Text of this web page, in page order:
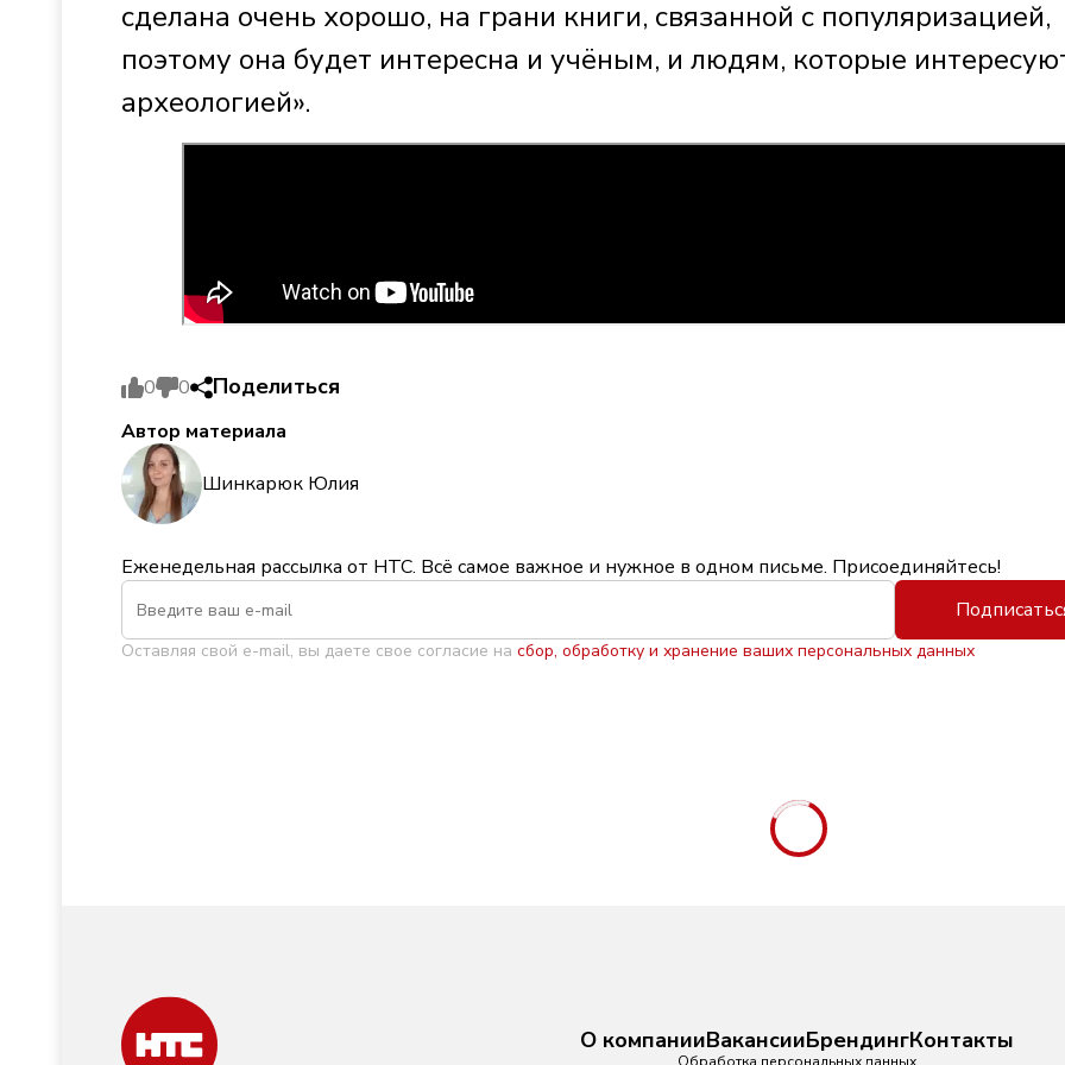
сделана очень хорошо, на грани книги, связанной с популяризацией,
поэтому она будет интересна и учёным, и людям, которые
археологией».
0 0 Поделиться
Автор материала
Шинкарюк Юлия
Еженедельная рассылка от НТС. Всё самое важное и нужное в одном письме. Присоединяйтесь!
Оставляя свой e-mail, вы даете свое согласие на сбор, обработку и хранение ваших персональных данных
О компанииВакансииБрендингКонтакты
Обработка персональных данных